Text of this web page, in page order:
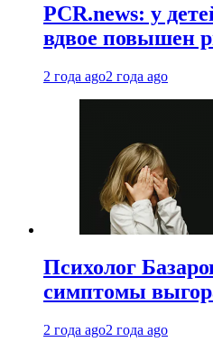
PCR.news: у
вдвое повышен
2 года ago2 года ago
Психолог
симптомы
2 года ago2 года ago